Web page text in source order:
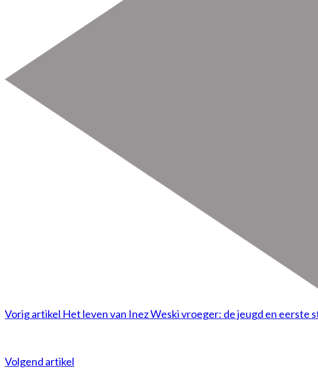
Vorig artikel Het leven van Inez Weski vroeger: de jeugd en eerste
Volgend artikel